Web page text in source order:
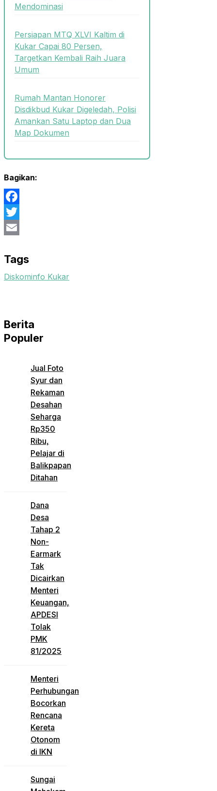
Mendominasi
Persiapan MTQ XLVI Kaltim di
Kukar Capai 80 Persen,
Targetkan Kembali Raih Juara
Umum
Rumah Mantan Honorer
Disdikbud Kukar Digeledah, Polisi
Amankan Satu Laptop dan Dua
Map Dokumen
Bagikan:
Facebook
Twitter
Tags
Diskominfo Kukar
Berita
Populer
Jual Foto
Syur dan
Rekaman
Desahan
Seharga
Rp350
Ribu,
Pelajar di
Balikpapan
Ditahan
Dana
Desa
Tahap 2
Non-
Earmark
Tak
Dicairkan
Menteri
Keuangan,
APDESI
Tolak
PMK
81/2025
Menteri
Perhubungan
Bocorkan
Rencana
Kereta
Otonom
di IKN
Sungai